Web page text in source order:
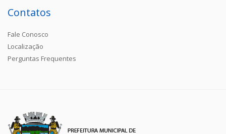
Contatos
Fale Conosco
Localização
Perguntas Frequentes